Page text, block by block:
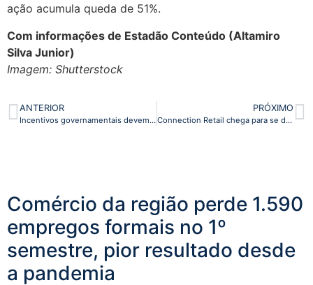
ação acumula queda de 51%.
Com informações de Estadão Conteúdo (Altamiro
Silva Junior)
Imagem: Shutterstock
ANTERIOR
Incentivos governamentais devem estimular economia verde
PRÓXIMO
Connection Retail chega para se debruçar em IA, Retail Media e muito mais
Comércio da região perde 1.590
empregos formais no 1º
semestre, pior resultado desde
a pandemia